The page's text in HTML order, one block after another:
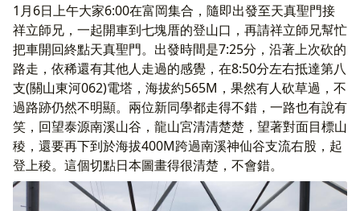
1月6日上午大家6:00在富岡集合，隨即出發至天真聖門接
祥立師兄，一起開車到七塊厝的登山口，再請祥立師兄幫忙
把車開回終點天真聖門。出發時間是7:25分，沿著上次砍的
路走，依稀還有其他人走過的感覺，在8:50分左右抵達第八
支(關山東河062)電塔，海拔約565M，果然有人砍草過，不
過路跡仍然不明顯。兩位新同學都走得不錯，一路也有說有
笑，回望泰源南溪山谷，龍山宮清清楚楚，望著對面目標山
稜，還要再下到於海拔400M跨過南溪神仙谷支流右股，起
登上稜。這個切點日本圖畫得很清楚，不會錯。